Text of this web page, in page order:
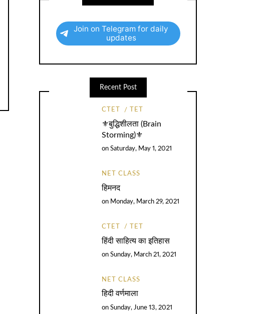
Join on Telegram for daily
updates
Recent Post
CTET TET
⚜️बुद्धिशीलता (Brain
Storming)⚜️
on Saturday, May 1, 2021
NET CLASS
हिमनद
on Monday, March 29, 2021
CTET TET
हिंदी साहित्य का इतिहास
on Sunday, March 21, 2021
NET CLASS
हिदी वर्णमाला
on Sunday, June 13, 2021